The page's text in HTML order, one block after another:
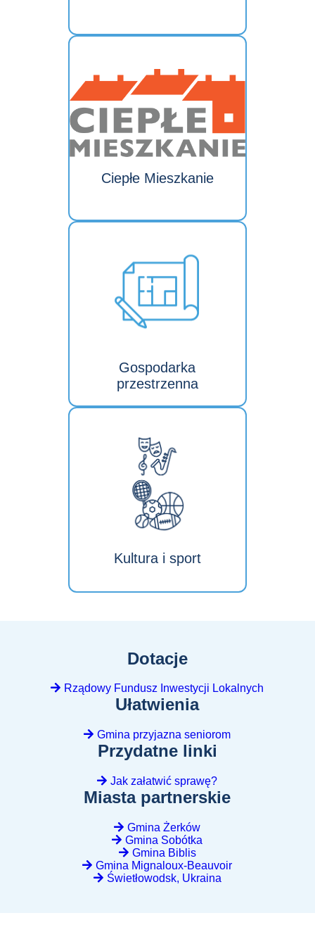
Ciepłe Mieszkanie
Gospodarka
przestrzenna
Kultura i sport
Dotacje
Rządowy Fundusz Inwestycji Lokalnych
Ułatwienia
Gmina przyjazna seniorom
Przydatne linki
Jak załatwić sprawę?
Miasta partnerskie
Gmina Żerków
Gmina Sobótka
Gmina Biblis
Gmina Mignaloux-Beauvoir
Świetłowodsk, Ukraina